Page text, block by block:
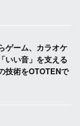
ゲーム、カラオケ
いい音」を支える
技術をOTOTENで